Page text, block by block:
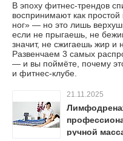
В эпоху фитнес-трендов
воспринимают как
ног» — но это лишь
если не прыгаешь, не
значит, не сжигаешь жир
Развенчаем 3 самых
— и вы поймёте, почему
и фитнес-клубе.
21.11.2025
ручной